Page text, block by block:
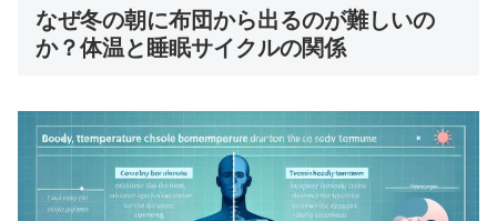
なぜ冬の朝に布団から出るのが難しいの
か？体温と睡眠サイクルの関係